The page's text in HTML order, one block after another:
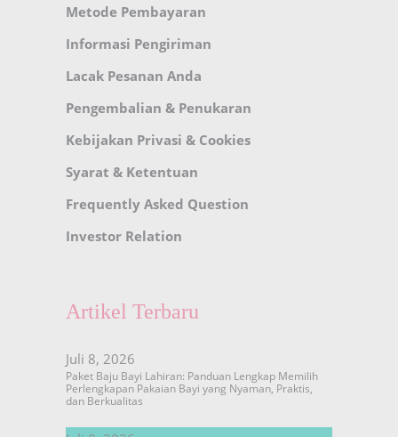
Metode Pembayaran
Informasi Pengiriman
Lacak Pesanan Anda
Pengembalian & Penukaran
Kebijakan Privasi & Cookies
Syarat & Ketentuan
Frequently Asked Question
Investor Relation
Artikel Terbaru
Juli 8, 2026
Paket Baju Bayi Lahiran: Panduan Lengkap Memilih
Perlengkapan Pakaian Bayi yang Nyaman, Praktis,
dan Berkualitas